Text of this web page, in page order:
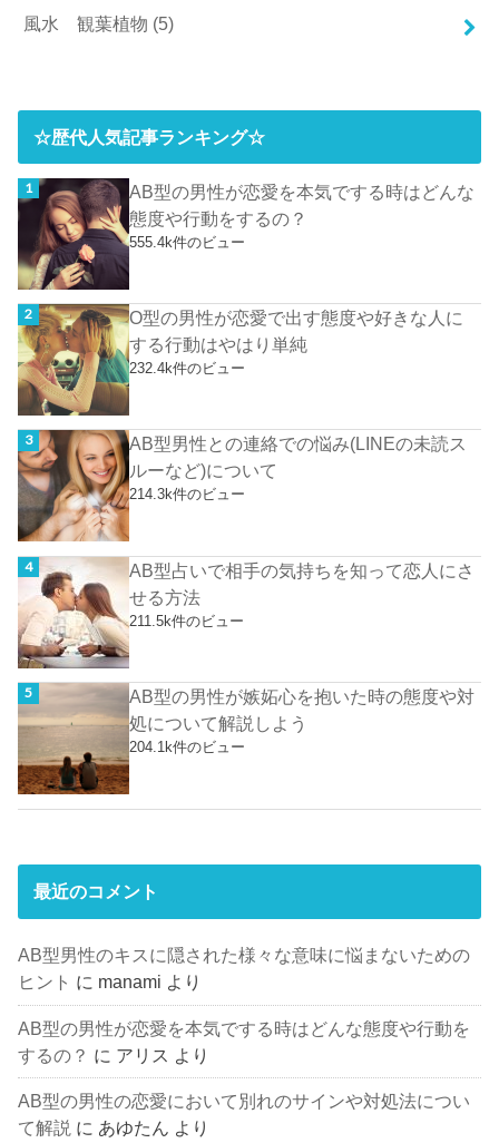
風水 観葉植物 (5)
☆歴代人気記事ランキング☆
AB型の男性が恋愛を本気でする時はどんな
態度や行動をするの？
555.4k件のビュー
O型の男性が恋愛で出す態度や好きな人に
する行動はやはり単純
232.4k件のビュー
AB型男性との連絡での悩み(LINEの未読ス
ルーなど)について
214.3k件のビュー
AB型占いで相手の気持ちを知って恋人にさ
せる方法
211.5k件のビュー
AB型の男性が嫉妬心を抱いた時の態度や対
処について解説しよう
204.1k件のビュー
最近のコメント
AB型男性のキスに隠された様々な意味に悩まないための
ヒント に manami より
AB型の男性が恋愛を本気でする時はどんな態度や行動を
するの？ に アリス より
AB型の男性の恋愛において別れのサインや対処法につい
て解説 に あゆたん より